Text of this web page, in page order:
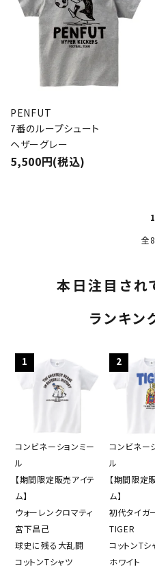
PENFUT
7番のループシュート
ヘザーグレー
5,500円(税込)
1
全
本日注目され
ランキ
1
コンビネーションミー
ル
【期間限定販売アイテ
ム】
ウォーレンクロマティ
宮下昌己
球史に残る大乱闘
コットンTシャツ
2
コンビネー
ル
【期間限定
ム】
初代タイガ
TIGER
コットンTシ
ホワイト